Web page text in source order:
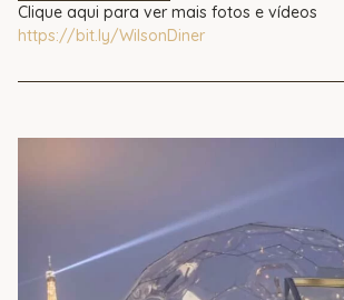
Clique aqui para ver mais fotos e vídeos
https://bit.ly/WilsonDiner